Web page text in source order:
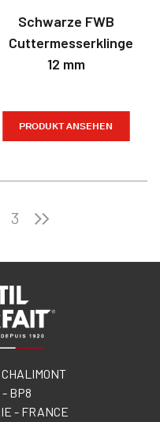
Schwarze FWB
Cuttermesserklinge
12 mm
PRODUKT ANSEHEN
3
BP8
- FRANCE